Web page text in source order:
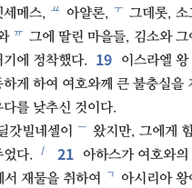
메스, ㅛ 아얄론, ㅜ 그데롯, 소
ㅠ 그에 딸린 마을들, 김소와 그
에 정착했다. 19
이스라엘
게 하여 여호와께 큰 불충실을
를 낮추신 것이다.
갓빌네셀이 ㅡ 왔지만, 그에게
었다. ㅣ 21
아하스가 여호와의
재물을 취하여 ㄱ 아시리아